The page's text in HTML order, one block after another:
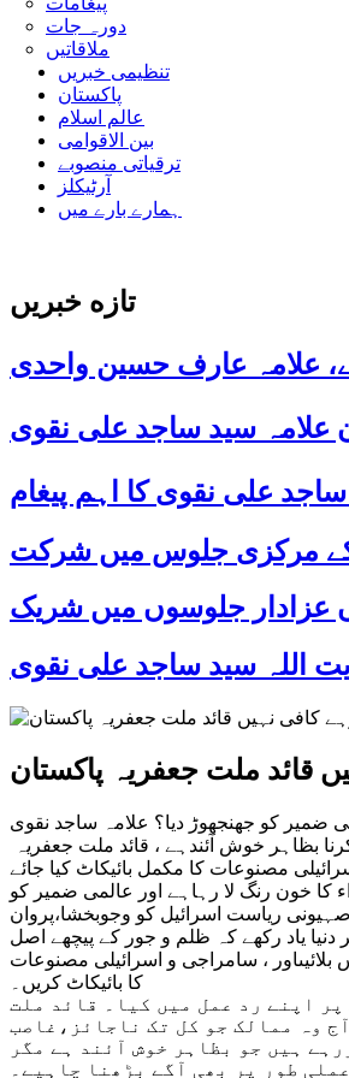
دورہ جات
ملاقاتیں
تنظیمی خبریں
پاکستان
عالم اسلام
بین الاقوامی
ترقیاتی منصوبے
آرٹیکلز
ہمارے بارے میں
تازه خبریں
علامہ عارف حسین واحدی
علامہ سید ساجد علی نقوی
کے مرکزی جلوس میں شرکت
قائد ملت جعفریہ پاکستان
ضمیر کو جھنجھوڑ دیا؟ علامہ ساجد نقوی
بظاہر خوش آئندہے ، قائد ملت جعفریہ
مصنوعات کا مکمل بائیکاٹ کیا جائے
شہداء کا خون رنگ لا رہاہے اور عالمی ضمیر کو
ریاست اسرائیل کو وجوبخشا،پروان
یاد رکھے کہ ظلم و جور کے پیچھے اصل
، سامراجی و اسرائیلی مصنوعات
کا بائیکاٹ کریں۔
اپنے رد عمل میں کیا۔ قائد ملت
وہ ممالک جو کل تک ناجائز،غاصب
ہیں جو بظاہر خوش آئند ہے مگر
طور پر بھی آگے بڑھنا چاہیے۔